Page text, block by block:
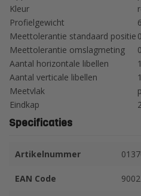
Kleur
Profielgewicht
Meettolerantie standaard positie
Meettolerantie omslagmeting
Aantal horizontale libellen
1
Aantal verticale libellen
1
Meetvlak
Eindkap
Specificaties
Artikelnummer
EAN Code